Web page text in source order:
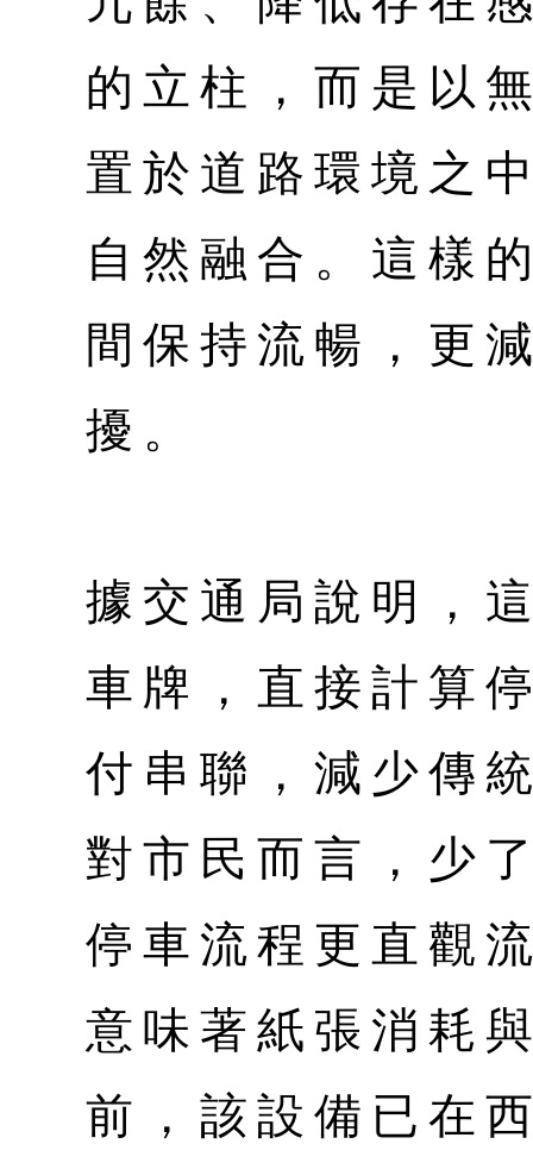
的立柱，而是以
置於道路環境之
自然融合。這樣
間保持流暢，更
擾。
據交通局說明，
車牌，直接計算
付串聯，減少傳
對市民而言，少
停車流程更直觀
意味著紙張消耗
前，該設備已在